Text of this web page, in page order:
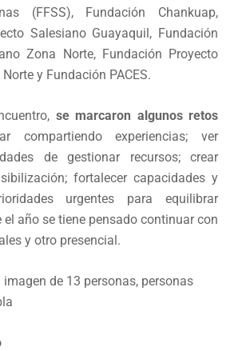
(FFSS), Fundación Chankuap,
Salesiano Guayaquil, Fundación
Zona Norte, Fundación Proyecto
y Fundación PACES.
se marcaron algunos retos
compartiendo experiencias; ver
de gestionar recursos; crear
fortalecer capacidades y
urgentes para equilibrar
año se tiene pensado continuar con
y otro presencial.